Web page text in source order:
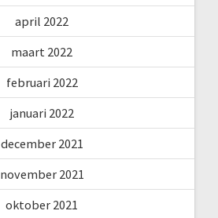
april 2022
maart 2022
februari 2022
januari 2022
december 2021
november 2021
oktober 2021